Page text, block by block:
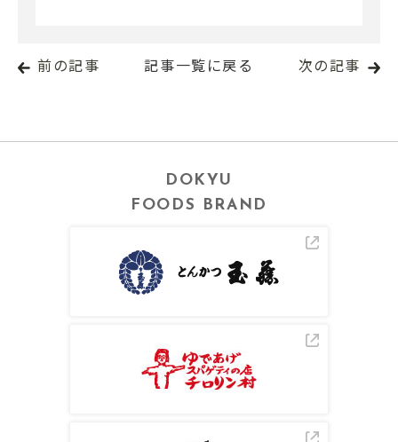
前の記事 記事一覧に戻る 次の記事
DOKYU
FOODS BRAND